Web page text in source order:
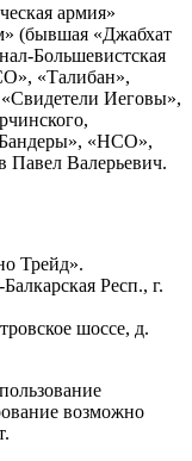
армия»
(бывшая «Джабхат
Большевистская
«Талибан»,
Иеговы»,
Бандеры», «НСО»,
Павел Валерьевич.
Трейд».
Респ., г.
шоссе, д.
возможно